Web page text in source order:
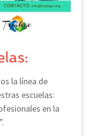
la línea de
escuelas:
en la